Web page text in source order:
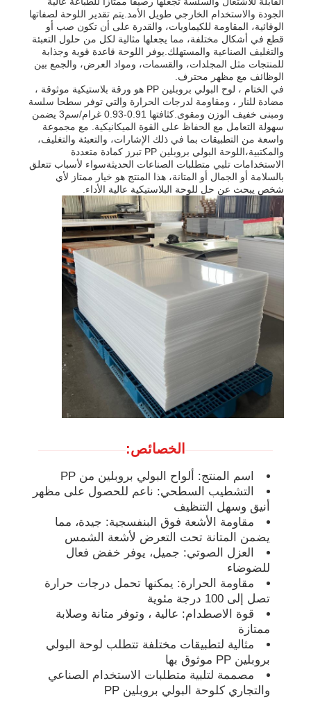
لوحة إعلانية من البولي بروبلين
صفائح بلاستيكية من البولي بروبيلين
مجلس PPS
ورق البولي بروبيلين المقاوم للنار
لوح بناء مجوف من البولي بروبلين
ورق حائط PP
صفائح البولي بروبيلين
أنابيب بي بي
أدوات أنابيب البولي بروبيلين
الجودة والاستخدام الخارجي طويل الأمد.يتم تقدير اللوحة لصفاتها
الوقائية، المقاومة للكيماويات، والقدرة على أن تكون صب أو
قطع في أشكال مختلفة، مما يجعلها مثالية لكل من حلول التعبئة
والتغليف الصناعية والمستهلك.يوفر اللوحة قاعدة قوية وجذابة
للمنتجات مثل المجلدات، والقسمات، ومواد العرض، والجمع بين
الوظائف مع مظهر محترف.
في الختام ، لوح البولي بروبلين PP هو ورقة بلاستيكية موثوقة ،
مضادة للنار ، ومقاومة لدرجات الحرارة والتي توفر سطحا سلسة
ومبنى خفيف الوزن ومقوى.كثافتها 0.91-0.93 غرام/سم3 يضمن
سهولة التعامل مع الحفاظ على القوة الميكانيكية. مع مجموعة
واسعة من التطبيقات بما في ذلك الإشارات، والتعبئة والتغليف،
والمكتبية،اللوحة البولي بروبلين PP تبرز كمادة متعددة
الاستخدامات تلبي متطلبات الصناعات الحديثةسواء لأسباب تتعلق
بالسلامة أو الجمال أو المتانة، هذا المنتج هو خيار ممتاز لأي
شخص يبحث عن حل للوحة البلاستيكية عالية الأداء.
الخصائص:
اسم المنتج: ألواح البولي بروبلين من PP
التشطيب السطحي: ناعم للحصول على مظهر
أنيق وسهل التنظيف
مقاومة الأشعة فوق البنفسجية: جيدة، مما
يضمن المتانة تحت التعرض لأشعة الشمس
العزل الصوتي: جميل، يوفر خفض فعال
للضوضاء
مقاومة الحرارة: يمكنها تحمل درجات حرارة
تصل إلى 100 درجة مئوية
قوة الاصطدام: عالية ، وتوفر متانة وصلابة
ممتازة
مثالية لتطبيقات مختلفة تتطلب لوحة البولي
بروبلين PP موثوق بها
مصممة لتلبية متطلبات الاستخدام الصناعي
والتجاري كلوحة البولي بروبلين PP